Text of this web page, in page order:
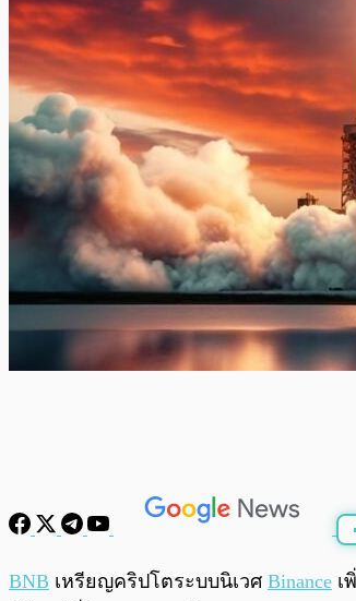
พร้อมเล่น
BNB เหรียญคริปโตระบบนิเวศ Binance เ